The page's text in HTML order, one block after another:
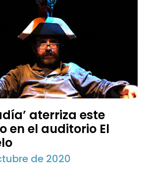
aterriza este
en el auditorio El
de 2020